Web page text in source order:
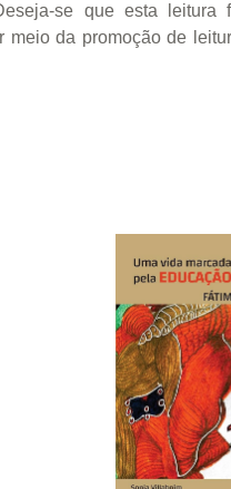
se que esta
da promoção de